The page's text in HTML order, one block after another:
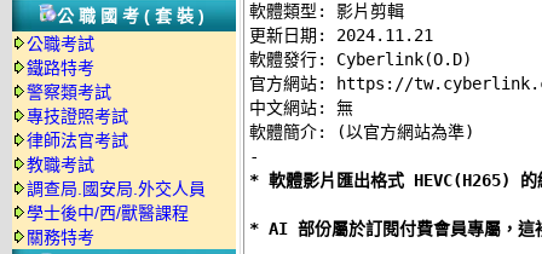
公職國考(套裝)
公職考試
鐵路特考
警察類考試
專技證照考試
律師法官考試
教職考試
調查局.國安局.外交人員
學士後中/西/獸醫課程
關務特考
軟體類型: 影片剪輯
更新日期: 2024.11.21
軟體發行: Cyberlink(O.D)
官方網站: https://
中文網站: 無
-
* 軟體影片匯出格式 HEVC(H265)
* AI 部份屬於訂閱付費會員專屬，這